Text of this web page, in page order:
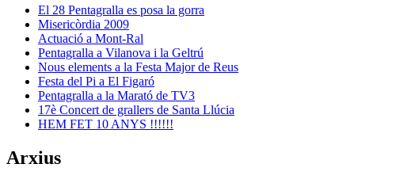
El 28 Pentagralla es posa la gorra
Misericòrdia 2009
Actuació a Mont-Ral
Pentagralla a Vilanova i la Geltrú
Nous elements a la Festa Major de Reus
Festa del Pi a El Figaró
Pentagralla a la Marató de TV3
17è Concert de grallers de Santa Llúcia
HEM FET 10 ANYS !!!!!!
Arxius